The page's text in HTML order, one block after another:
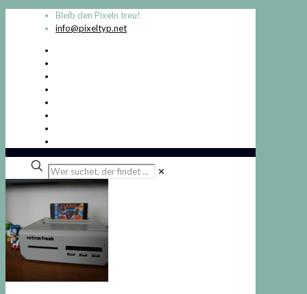
Bleib den Pixeln treu!
info@pixeltyp.net
Wer
suchet,
der
findet
...
✕